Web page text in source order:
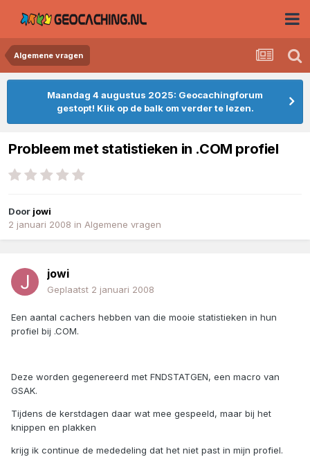
Algemene vragen
Maandag 4 augustus 2025: Geocachingforum
gestopt! Klik op de balk om verder te lezen.
Probleem met statistieken in .COM profiel
Door jowi
2 januari 2008 in Algemene vragen
jowi
Geplaatst 2 januari 2008
Een aantal cachers hebben van die mooie statistieken in hun
profiel bij .COM.
Deze worden gegenereerd met FNDSTATGEN, een macro van
GSAK.
Tijdens de kerstdagen daar wat mee gespeeld, maar bij het
knippen en plakken
krijg ik continue de mededeling dat het niet past in mijn profiel.